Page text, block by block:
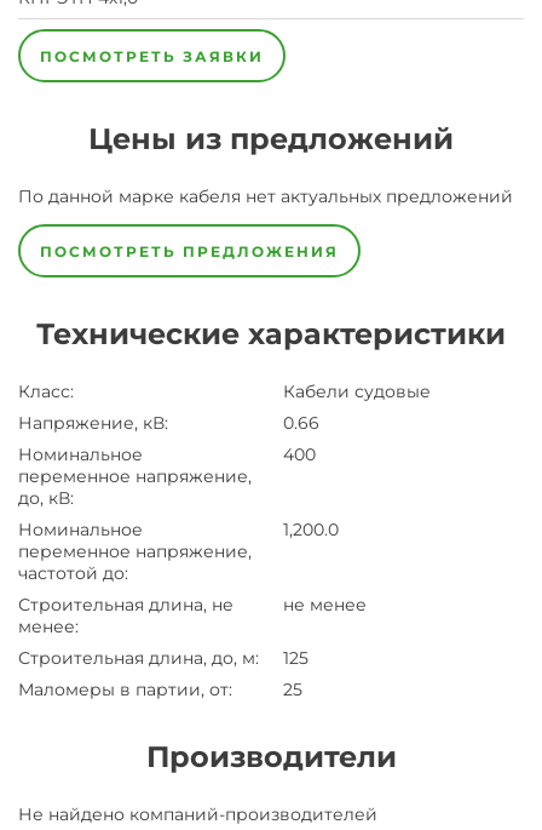
ПОСМОТРЕТЬ ЗАЯВКИ
Цены из предложений
По данной марке кабеля нет актуальных предложений
ПОСМОТРЕТЬ ПРЕДЛОЖЕНИЯ
Технические характеристики
Класс:
Кабели судовые
Напряжение, кВ:
0.66
Номинальное
переменное напряжение,
до, кВ:
400
Номинальное
переменное напряжение,
частотой до:
1,200.0
Строительная длина, не
менее:
не менее
Строительная длина, до, м:
125
Маломеры в партии, от: 25
Производители
ЗаводЗавод-
Не найдено компаний-производителей